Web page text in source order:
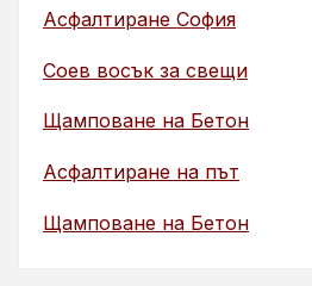
Асфалтиране София
Соев восък за свещи
Щамповане на Бетон
Асфалтиране на път
Щамповане на Бетон